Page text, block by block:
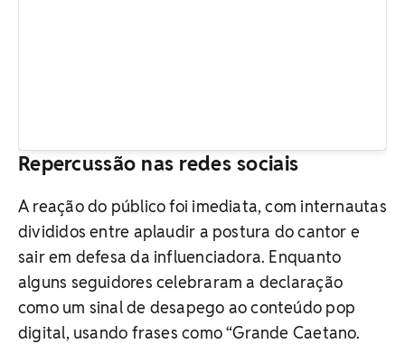
Repercussão nas redes sociais
A reação do público foi imediata, com internautas
divididos entre aplaudir a postura do cantor e
sair em defesa da influenciadora. Enquanto
alguns seguidores celebraram a declaração
como um sinal de desapego ao conteúdo pop
digital, usando frases como “Grande Caetano.